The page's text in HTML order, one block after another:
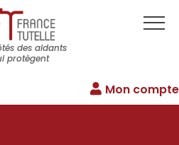
des aidants
protègent
Mon compte